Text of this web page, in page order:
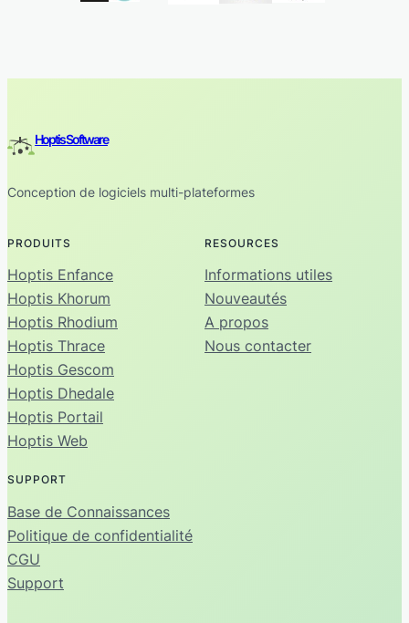
Hoptis Software
Conception de logiciels multi-plateformes
PRODUITS
Hoptis Enfance
Hoptis Khorum
Hoptis Rhodium
Hoptis Thrace
Hoptis Gescom
Hoptis Dhedale
Hoptis Portail
Hoptis Web
RESOURCES
Informations utiles
Nouveautés
A propos
Nous contacter
SUPPORT
Base de Connaissances
Politique de confidentialité
CGU
Support